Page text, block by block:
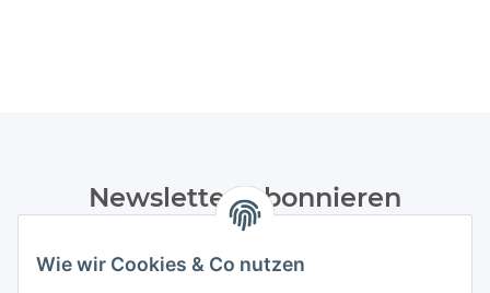
Wie wir Cookies & Co nutzen
Newsletter Abonnieren
Datenschutzerklärungregelmäßig und jederzeit widerruflich